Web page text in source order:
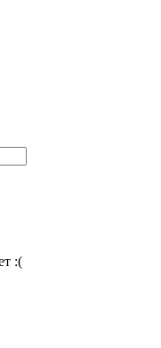
:(